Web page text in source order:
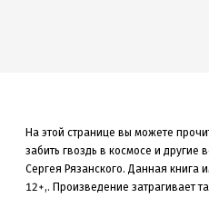
На этой странице вы можете
забить гвоздь в космосе и другие
Сергея Рязанского. Данная книга
12+,. Произведение затрагивает